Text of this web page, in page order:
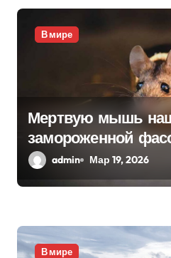
я
В мире
Мертвую мышь
замороженной
Нидерландах
admin Мар 19, 2026
В мире